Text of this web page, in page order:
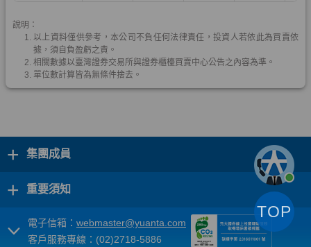
+ 集團成員
+ 重要須知
電子信箱： webmaster@yuanta.com
客戶服務專線：(02)2718-5886
TOP